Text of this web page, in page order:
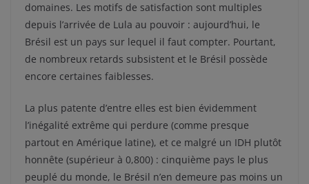
domaines. Les motifs de satisfaction sont multiples
depuis l’arrivée de Lula au pouvoir : aujourd’hui, le
Brésil est un pays sur lequel il faut compter. Pourtant,
de nombreux retards subsistent et le Brésil possède
encore certaines faiblesses.
La plus patente d’entre elles est bien évidemment
l’inégalité extrême qui perdure (comme presque
partout en Amérique latine), et ce malgré un IDH plutôt
honnête (supérieur à 0,800) : cinquième pays le plus
peuplé du monde, le Brésil n’en demeure pas moins un